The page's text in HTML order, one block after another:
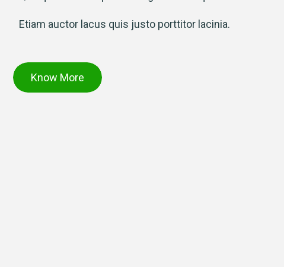
Etiam auctor lacus quis justo porttitor lacinia.
Know More